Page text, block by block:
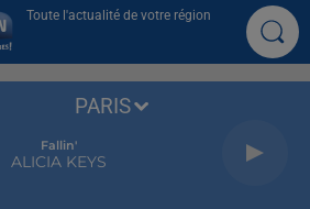
Toute l'actualité de votre région
Fallin'
ALICIA KEYS
PARIS